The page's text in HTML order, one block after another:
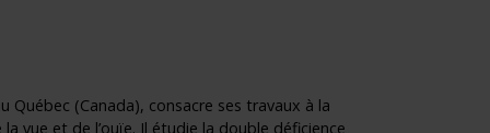
Québec (Canada), consacre ses travaux à la
vue et de l’ouïe. Il étudie la double déficience